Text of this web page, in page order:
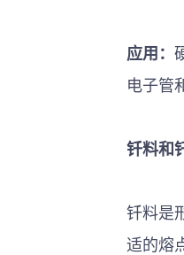
应用：
电子管
钎料和
钎料是
适的熔